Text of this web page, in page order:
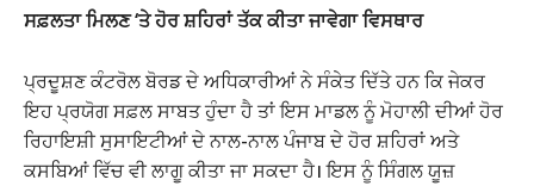
ਸਫ਼ਲਤਾ ਮਿਲਣ ‘ਤੇ ਹੋਰ ਸ਼ਹਿਰਾਂ ਤੱਕ ਕੀਤਾ ਜਾਵੇਗਾ ਵਿਸਥਾਰ
ਪ੍ਰਦੂਸ਼ਣ ਕੰਟਰੋਲ ਬੋਰਡ ਦੇ ਅਧਿਕਾਰੀਆਂ ਨੇ ਸੰਕੇਤ ਦਿੱਤੇ ਹਨ ਕਿ ਜੇਕਰ
ਇਹ ਪ੍ਰਯੋਗ ਸਫ਼ਲ ਸਾਬਤ ਹੁੰਦਾ ਹੈ ਤਾਂ ਇਸ ਮਾਡਲ ਨੂੰ ਮੋਹਾਲੀ ਦੀਆਂ ਹੋਰ
ਰਿਹਾਇਸ਼ੀ ਸੁਸਾਇਟੀਆਂ ਦੇ ਨਾਲ-ਨਾਲ ਪੰਜਾਬ ਦੇ ਹੋਰ ਸ਼ਹਿਰਾਂ ਅਤੇ
ਕਸਬਿਆਂ ਵਿੱਚ ਵੀ ਲਾਗੂ ਕੀਤਾ ਜਾ ਸਕਦਾ ਹੈ। ਇਸ ਨੂੰ ਸਿੰਗਲ ਯੂਜ਼